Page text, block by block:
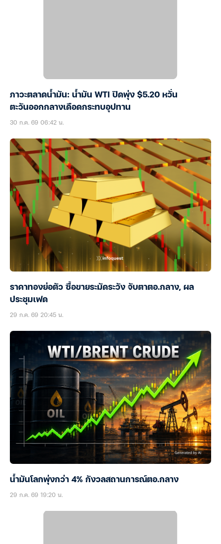
ภาวะตลาดน้ำมัน: น้ำมัน WTI ปิดพุ่ง $5.20 หวั่น
ตะวันออกกลางเดือดกระทบอุปทาน
30 ก.ค. 69 06:42 น.
ราคาทองย่อตัว ซื้อขายระมัดระวัง จับตาตอ.กลาง, ผล
ประชุมเฟด
29 ก.ค. 69 20:45 น.
น้ำมันโลกพุ่งกว่า 4% กังวลสถานการณ์ตอ.กลาง
29 ก.ค. 69 19:20 น.